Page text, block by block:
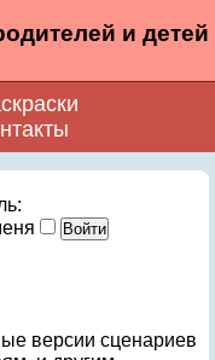
и детей
версии сценариев